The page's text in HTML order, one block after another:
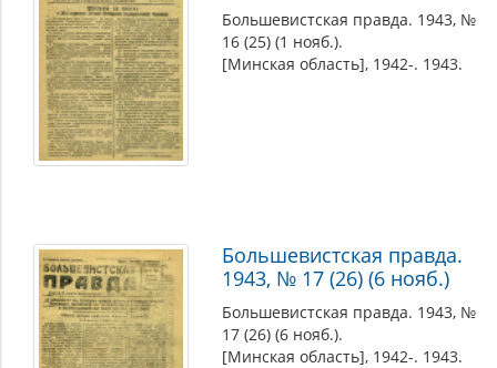
Большевистская правда. 1943, №
16 (25) (1 нояб.).
[Минская область], 1942-. 1943.
Большевистская правда.
1943, № 17 (26) (6 нояб.)
Большевистская правда. 1943, №
17 (26) (6 нояб.).
[Минская область], 1942-. 1943.